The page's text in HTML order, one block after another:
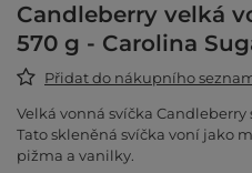
Candleberry velká
570 g - Carolina
Přidat do nákupního
Velká vonná svíčka Candleberry
Tato skleněná svíčka voní jako
pižma a vanilky.